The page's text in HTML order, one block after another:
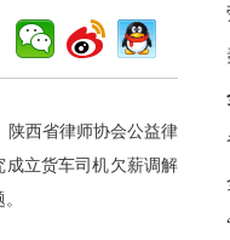
西省律师协会公益律
成立货车司机欠薪调解